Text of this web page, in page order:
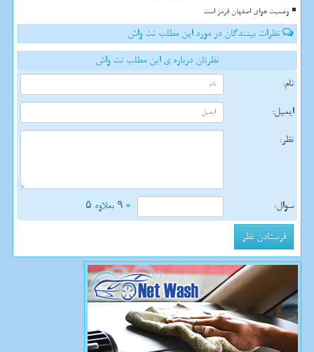
وضعیت هوای اصفهان قرمز است
نظرات بینندگان در مورد این مطلب نت واش
نظرتان درباره ی این مطلب نت واش
نام:
ایمیل:
نظر:
سوال: = ۹ بعلاوه ۵